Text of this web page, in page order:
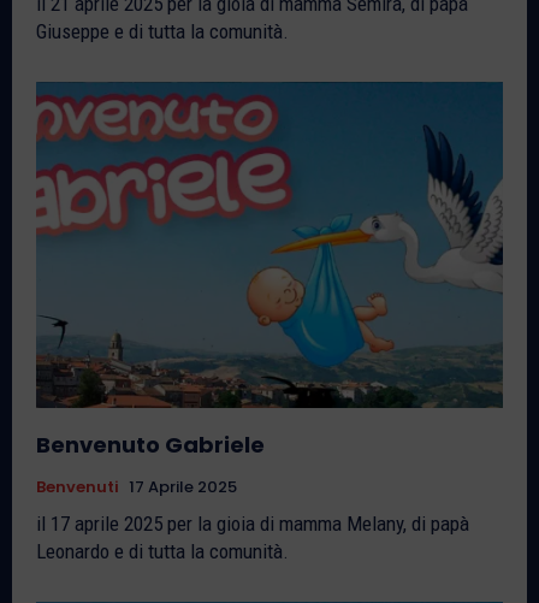
Giuseppe e di tutta la comunità.
Benvenuto Gabriele
Benvenuti 17 Aprile 2025
il 17 aprile 2025 per la gioia di mamma Melany, di papà
Leonardo e di tutta la comunità.